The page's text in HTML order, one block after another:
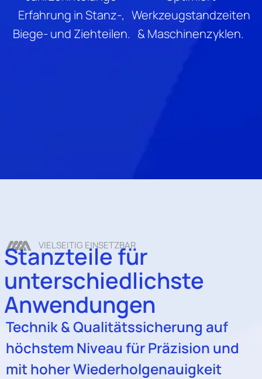
Erfahrung in Stanz-,
Biege- und Ziehteilen.
Werkzeugstand­zeiten
& Maschinenzyklen.
VIELSEITIG EINSETZBAR
Stanzteile für
unterschiedlichste
Anwendungen
Technik & Qualitätssicherung auf
höchstem Niveau für Präzision und
mit hoher Wiederholgenauigkeit